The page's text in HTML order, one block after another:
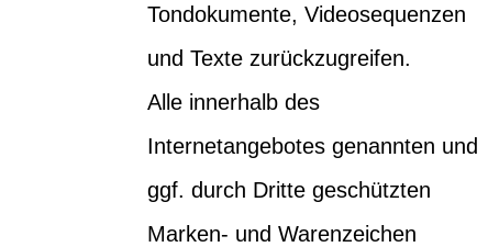
Tondokumente, Videosequenzen
und Texte zurückzugreifen.
Alle innerhalb des
Internetangebotes genannten und
ggf. durch Dritte geschützten
Marken- und Warenzeichen